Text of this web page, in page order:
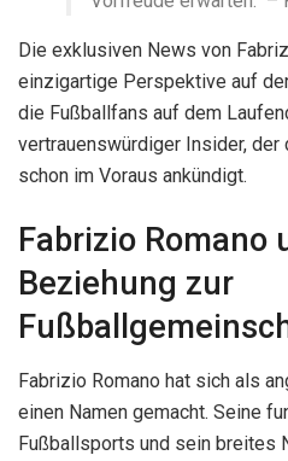
Die exklusiven News von
einzigartige Perspektive auf
die Fußballfans auf dem
vertrauenswürdiger Insider, der
schon im Voraus ankündigt.
Fabrizio Romano
Beziehung zur
Fabrizio Romano hat sich als
einen Namen gemacht. Seine
Fußballsports und sein breites